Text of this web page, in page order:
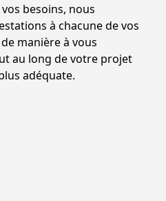
besoins, nous
à chacune de vos
manière à vous
au long de votre projet
adéquate.